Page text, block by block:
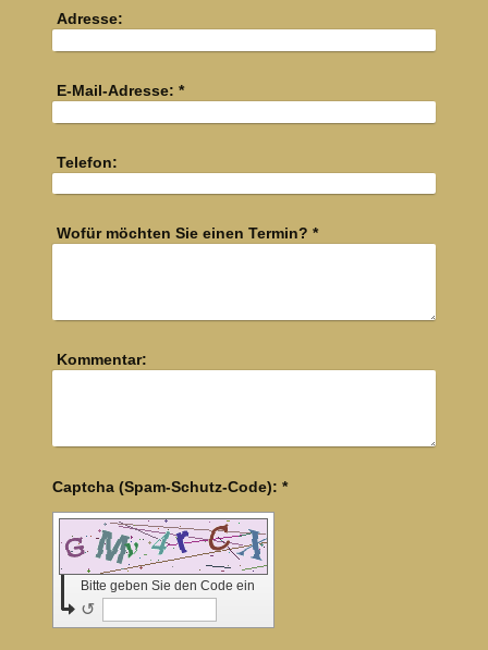
Adresse:
E-Mail-Adresse: *
Telefon:
Wofür möchten Sie einen Termin? *
Kommentar:
Captcha (Spam-Schutz-Code): *
Bitte geben Sie den Code ein
↺